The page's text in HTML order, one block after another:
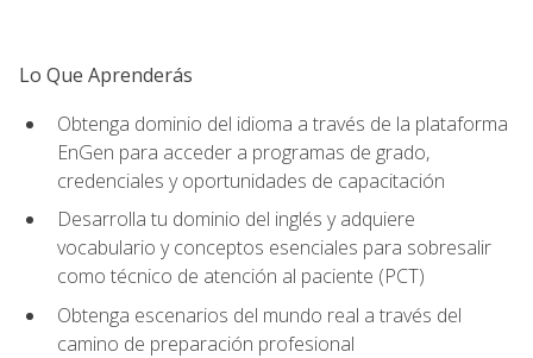
Lo Que Aprenderás
Obtenga dominio del idioma a través de la plataforma
EnGen para acceder a programas de grado,
credenciales y oportunidades de capacitación
Desarrolla tu dominio del inglés y adquiere
vocabulario y conceptos esenciales para sobresalir
como técnico de atención al paciente (PCT)
Obtenga escenarios del mundo real a través del
camino de preparación profesional